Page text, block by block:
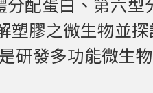
塑膠之微生物並
研發多功能微